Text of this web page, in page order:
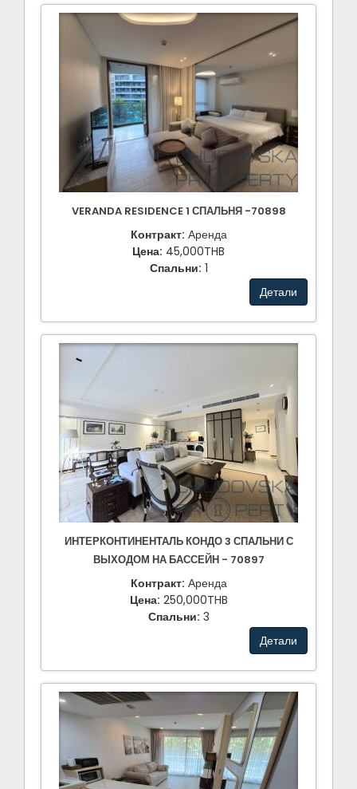
VERANDA RESIDENCE 1 СПАЛЬНЯ -70898
Контракт: Аренда
Цена: 45,000THB
Спальни: 1
Детали
ИНТЕРКОНТИНЕНТАЛЬ КОНДО 3 СПАЛЬНИ С
ВЫХОДОМ НА БАССЕЙН - 70897
Контракт: Аренда
Цена: 250,000THB
Спальни: 3
Детали